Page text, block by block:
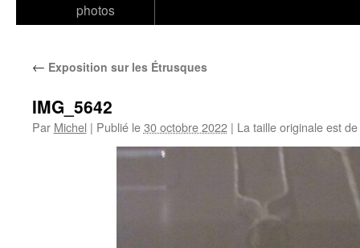
photos
← Exposition sur les Étrusques
IMG_5642
Par Michel | Publié le 30 octobre 2022 | La taille originale est de